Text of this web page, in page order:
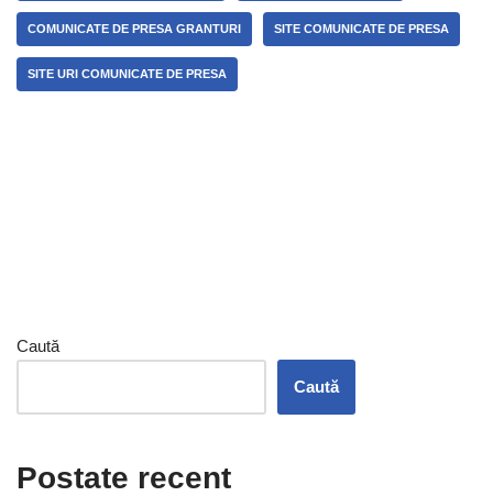
COMUNICATE DE PRESA GRANTURI SITE COMUNICATE DE PRESA
SITE URI COMUNICATE DE PRESA
Caută
Caută
Postate recent